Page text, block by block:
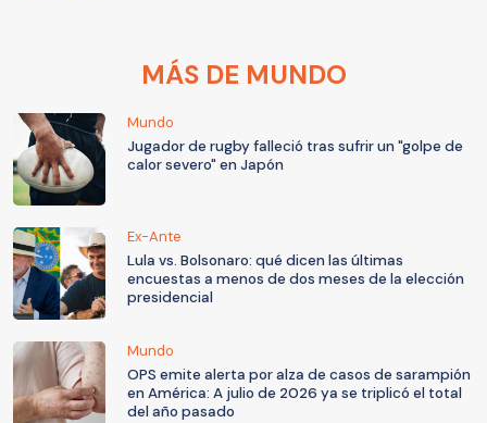
MÁS DE MUNDO
Mundo
Jugador de rugby falleció tras sufrir un "golpe de
calor severo" en Japón
Ex-Ante
Lula vs. Bolsonaro: qué dicen las últimas
encuestas a menos de dos meses de la elección
presidencial
Mundo
OPS emite alerta por alza de casos de sarampión
en América: A julio de 2026 ya se triplicó el total
del año pasado